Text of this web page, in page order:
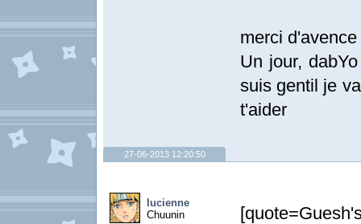
merci d'avence
Un jour,
suis gentil je
t'aider
27-06-2013 12:20:50
lucienne
Chuunin